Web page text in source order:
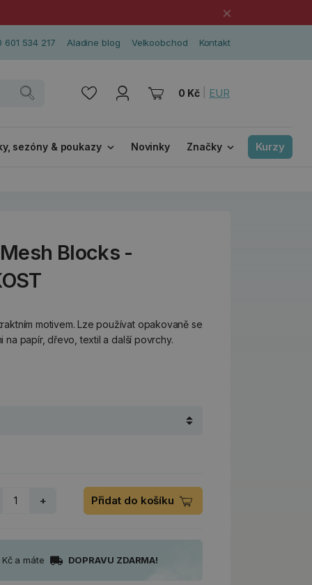
×
601 534 217 Aladine blog Velkoobchod Kontakt
0 Kč EUR
sezóny & poukazy Novinky Značky Kurzy
Blocks -
motivem. Lze používat opakovaně se
na papír, dřevo, textil a další povrchy.
+ Přidat do košíku
a máte DOPRAVU ZDARMA!